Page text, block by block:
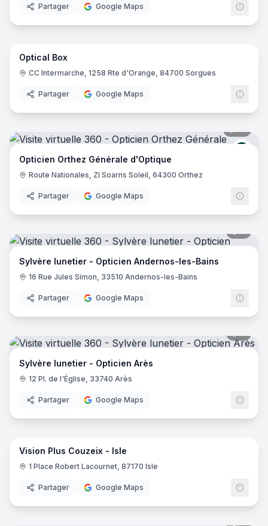
Partager Google Maps
9
Optical Box
CC Intermarche, 1258 Rte d'Orange, 84700 Sorgues
Partager Google Maps
Opticien Orthez Générale d'Optique
Route Nationales, ZI Soarns Soleil, 64300 Orthez
Partager Google Maps
Sylvère lunetier - Opticien Andernos-les-Bains
16 Rue Jules Simon, 33510 Andernos-les-Bains
Partager Google Maps
Sylvère lunetier - Opticien Arès
12 Pl. de l'Église, 33740 Arès
Partager Google Maps
7
Vision Plus Couzeix - Isle
1 Place Robert Lacournet, 87170 Isle
Partager Google Maps